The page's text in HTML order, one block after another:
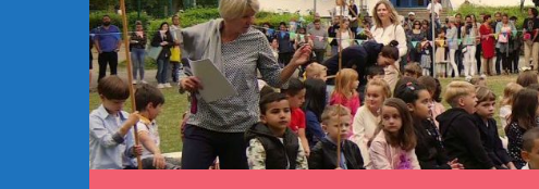
Springe
zum
Inhalt